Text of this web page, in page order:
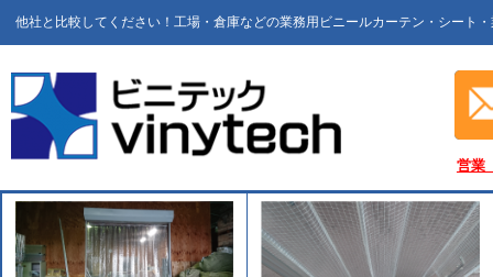
他社と比較してください！工場・倉庫などの業務用ビニールカーテン・シート
営業